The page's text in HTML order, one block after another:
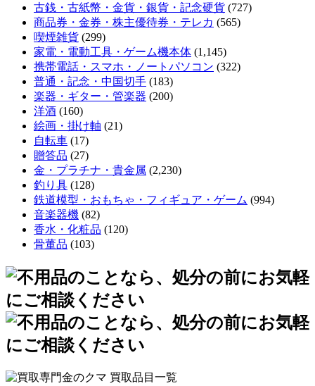
古銭・古紙幣・金貨・銀貨・記念硬貨 (727)
商品券・金券・株主優待券・テレカ (565)
喫煙雑貨 (299)
家電・電動工具・ゲーム機本体 (1,145)
携帯電話・スマホ・ノートパソコン (322)
普通・記念・中国切手 (183)
楽器・ギター・管楽器 (200)
洋酒 (160)
絵画・掛け軸 (21)
自転車 (17)
贈答品 (27)
金・プラチナ・貴金属 (2,230)
釣り具 (128)
鉄道模型・おもちゃ・フィギュア・ゲーム (994)
音楽器機 (82)
香水・化粧品 (120)
骨董品 (103)